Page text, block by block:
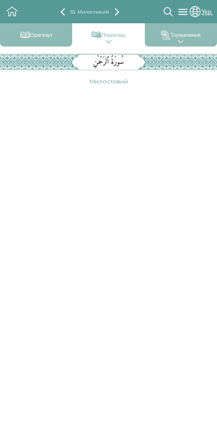
55. Милостивий Укр.
Оригінал Переклад Тлумачення
سُورَةُ ٱلرَحْمٰنِ
Милостивий